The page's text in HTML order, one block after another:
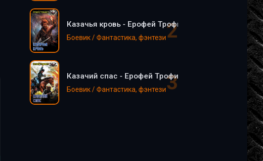
Казачья кровь - Ерофей Трофимов
Боевик / Фантастика, фэнтези
Казачий спас - Ерофей Трофимов
Боевик / Фантастика, фэнтези